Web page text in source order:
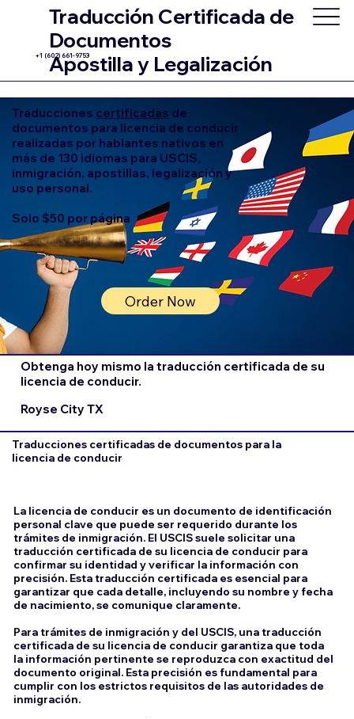
Traducción Certificada de
Documentos
Apostilla y Legalización
+1 (602) 661-9753
Traducciones certificadas de
documentos para licencia de conducir
realizadas por hablantes nativos en
más de 130 idiomas para USCIS,
inmigración, apostillas, legalización y
uso personal.
Solo $50 por página
Order Now
Obtenga hoy mismo la traducción certificada de su
licencia de conducir.
Royse City TX
Traducciones certificadas de documentos para la
licencia de conducir
La licencia de conducir es un documento de identificación
personal clave que puede ser requerido durante los
trámites de inmigración. El USCIS suele solicitar una
traducción certificada de su licencia de conducir para
confirmar su identidad y verificar la información con
precisión. Esta traducción certificada es esencial para
garantizar que cada detalle, incluyendo su nombre y fecha
de nacimiento, se comunique claramente.
Para trámites de inmigración y del USCIS, una traducción
certificada de su licencia de conducir garantiza que toda
la información pertinente se reproduzca con exactitud del
documento original. Esta precisión es fundamental para
cumplir con los estrictos requisitos de las autoridades de
inmigración.